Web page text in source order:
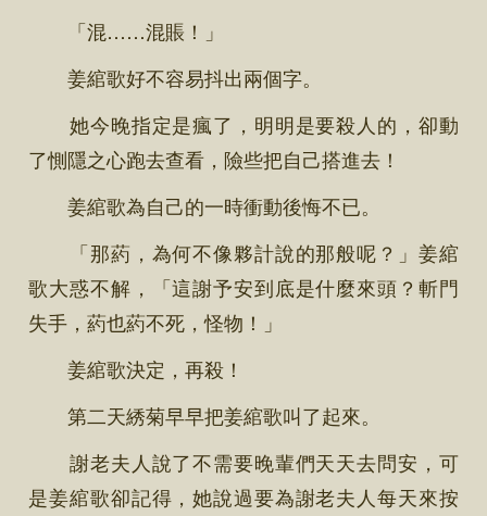
「混……混賬！」
姜綰歌好不容易抖出兩個字。
她今晚指定是瘋了，明明是要殺人的，卻動
了惻隱之心跑去查看，險些把自己搭進去！
姜綰歌為自己的一時衝動後悔不已。
「那葯，為何不像夥計說的那般呢？」姜綰
歌大惑不解，「這謝予安到底是什麼來頭？斬門
失手，葯也葯不死，怪物！」
姜綰歌決定，再殺！
第二天綉菊早早把姜綰歌叫了起來。
謝老夫人說了不需要晚輩們天天去問安，可
是姜綰歌卻記得，她說過要為謝老夫人每天來按